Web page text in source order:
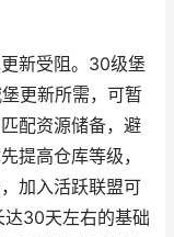
新受阻。30级堡
更新所需，可暂
配资源储备，避
提高仓库等级，
加入活跃联盟可
30天左右的基础